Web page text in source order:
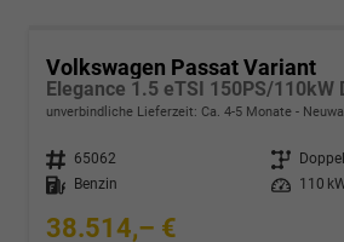
Volkswagen Passat Variant
Elegance 1.5 eTSI 150PS/110kW
unverbindliche Lieferzeit: Ca. 4-5 Monate
Fahrzeugnr. 65062 Getriebe
Kraftstoff
Benzin Leistung 110
38.514,– €